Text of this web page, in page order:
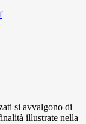
si avvalgono di
illustrate nella